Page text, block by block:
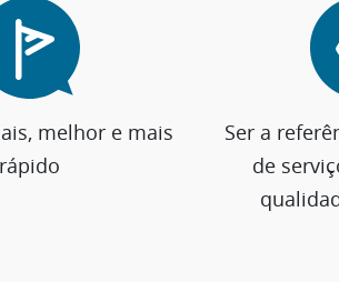
melhor e mais
rápido
Ser a
de